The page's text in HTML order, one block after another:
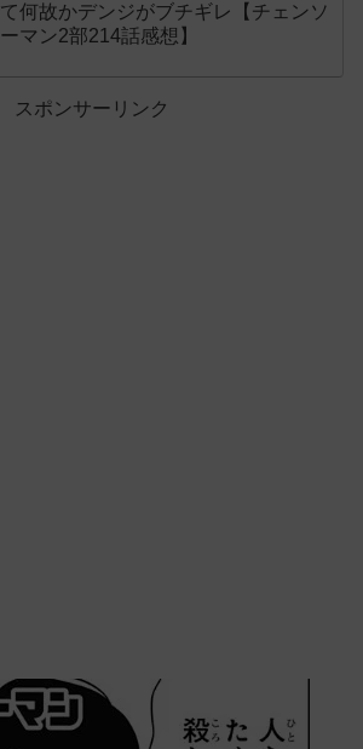
て何故かデンジがブチギレ【チェンソ
ーマン2部214話感想】
スポンサーリンク